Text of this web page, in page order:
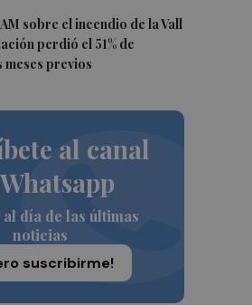
sobre el incendio de la Vall
perdió el 51% de
meses previos
al canal
día de las últimas
noticias
suscribirme!